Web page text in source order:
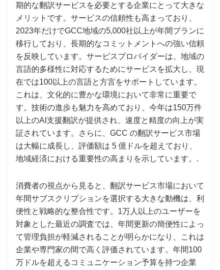
期的な翻訳サービスを必要とする企業にとって大きな
メリットです。サービスの信頼性も高まっており、
2023年だけでGCC地域の5,000社以上が年間プランに
移行しており、長期的なコミットメントへの強い信頼
を反映しています。サービスプロバイダーは、地域の
言語的多様性に対応するためにサービスを拡大し、現
在では100以上の言語と方言をサポートしています。
これは、文化的に豊かな環境において非常に重要で
す。技術の進歩も魅力を高めており、今年は150万件
以上のAI支援翻訳が提供され、速度と精度の向上が実
証されています。さらに、GCC の翻訳サービス市場
は大幅に成長し、評価額は 5 億ドルを超えており、
地域経済における重要性の高まりを示しています。.
消費者の視点から見ると、翻訳サービス市場において
年間サブスクリプションを選択する大きな動機は、利
便性と戦略的な整合性です。1万人以上のユーザーを
対象とした最近の調査では、年間更新の簡便性によっ
て管理負担が軽減されることが明らかになり、これは
企業や専門家の間で高く評価されています。年間100
万ドルを超えるコミュニケーション予算を持つ企業